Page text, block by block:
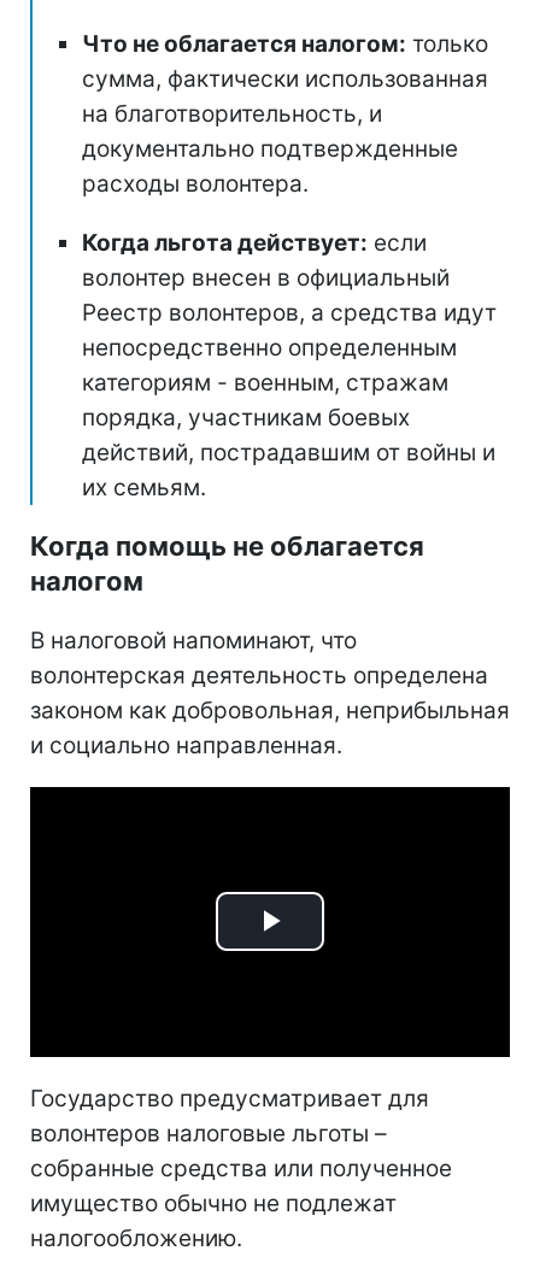
Что не облагается налогом: только
сумма, фактически использованная
на благотворительность, и
документально подтвержденные
расходы волонтера.
Когда льгота действует: если
волонтер внесен в официальный
Реестр волонтеров, а средства идут
непосредственно определенным
категориям - военным, стражам
порядка, участникам боевых
действий, пострадавшим от войны и
их семьям.
Когда помощь не облагается
налогом
В налоговой напоминают, что
волонтерская деятельность определена
законом как добровольная, неприбыльная
и социально направленная.
Play
Государство предусматривает для
волонтеров налоговые льготы –
собранные средства или полученное
имущество обычно не подлежат
налогообложению.